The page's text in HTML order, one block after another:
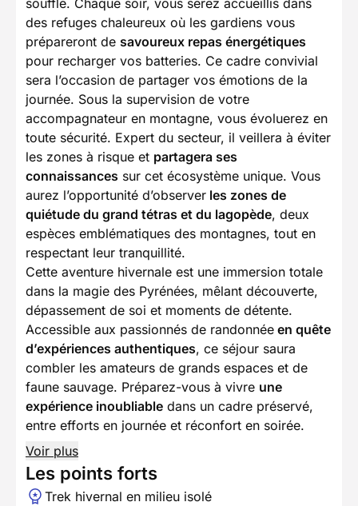
souffle. Chaque soir, vous serez accueillis dans
des refuges chaleureux où les gardiens vous
prépareront de savoureux repas énergétiques
pour recharger vos batteries. Ce cadre convivial
sera l’occasion de partager vos émotions de la
journée. Sous la supervision de votre
accompagnateur en montagne, vous évoluerez en
toute sécurité. Expert du secteur, il veillera à éviter
les zones à risque et partagera ses
connaissances sur cet écosystème unique. Vous
aurez l’opportunité d’observer les zones de
quiétude du grand tétras et du lagopède, deux
espèces emblématiques des montagnes, tout en
respectant leur tranquillité.
Cette aventure hivernale est une immersion totale
dans la magie des Pyrénées, mêlant découverte,
dépassement de soi et moments de détente.
Accessible aux passionnés de randonnée en quête
d’expériences authentiques, ce séjour saura
combler les amateurs de grands espaces et de
faune sauvage. Préparez-vous à vivre une
expérience inoubliable dans un cadre préservé,
entre efforts en journée et réconfort en soirée.
Voir plus
Les points forts
Trek hivernal en milieu isolé